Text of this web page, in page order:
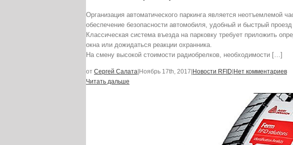
Организация автоматического паркинга является неотъемлемой
обеспечение безопасности автомобиля, удобный и быстрый
Классическая система въезда на парковку требует приложить
окна или дожидаться реакции охранника.
На смену высокой стоимости радиобрелков, необходимости […]
от Сергей Салата|Ноябрь 17th, 2017|Новости RFID|Нет комментариев
Читать дальше